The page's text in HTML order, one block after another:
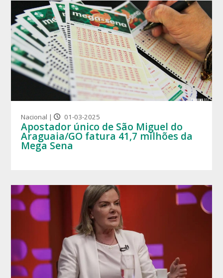
Nacional | 01-03-2025
Apostador único de São Miguel do
Araguaia/GO fatura 41,7 milhões da
Mega Sena